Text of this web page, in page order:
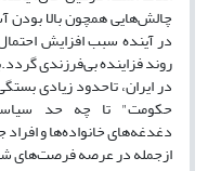
چالش‌هایی همچون بالا بودن
در آینده سبب افزایش احتمال
روند فزاینده بی‌فرزندی
در ایران، تاحدود زیادی
حکومت" تا چه حد
دغدغه‌های خانواده‌ها و
ازجمله در عرصه فرصت‌های